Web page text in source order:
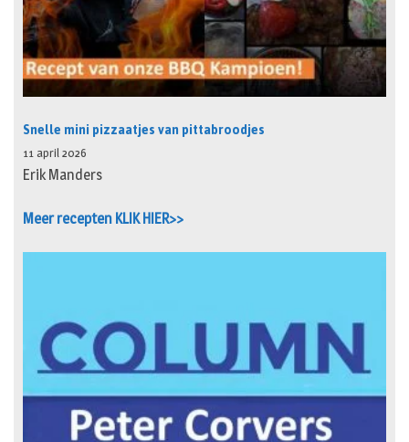
Snelle mini pizzaatjes van pittabroodjes
11 april 2026
Erik Manders
Meer recepten KLIK HIER>>